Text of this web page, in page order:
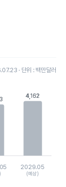
· 단위 : 백만달러
ranges from
4,162
4,162
2029.05
(예상)